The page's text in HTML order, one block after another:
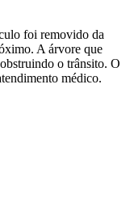
foi removido da
A árvore que
o trânsito. O
médico.